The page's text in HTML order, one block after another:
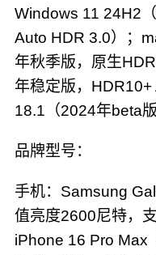
Windows 11 24H2
Auto HDR 3.0）；
年秋季版，原生
年稳定版，
18.1（2024年beta
品牌型号：
手机：Samsung
值亮度2600尼特，
iPhone 16 Pro Max